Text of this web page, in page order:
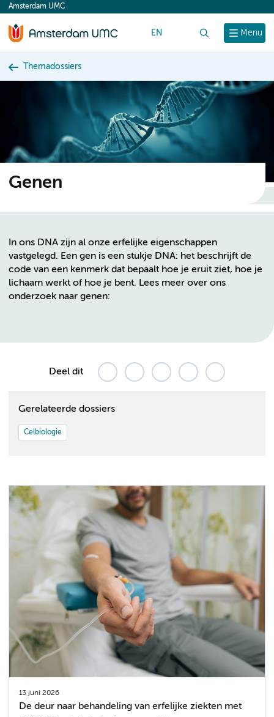
content
Menu
Amsterdam UMC
EN
Themadossiers
Genen
In ons DNA zijn al onze erfelijke eigenschappen
vastgelegd. Een gen is een stukje DNA: het beschrijft de
code van een kenmerk dat bepaalt hoe je eruit ziet, hoe je
lichaam werkt of hoe je bent. Lees meer over ons
onderzoek naar genen:
Deel dit
Gerelateerde dossiers
Celbiologie
13 juni 2026
De deur naar behandeling van erfelijke ziekten met